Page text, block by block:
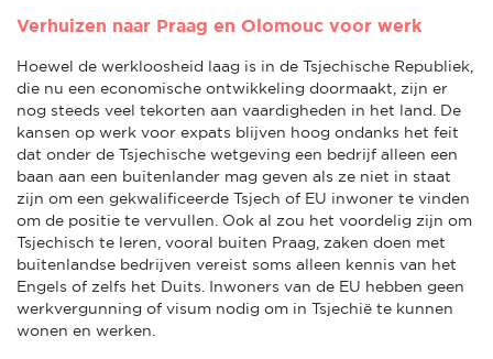
Verhuizen naar Praag en Olomouc voor werk
Hoewel de werkloosheid laag is in de Tsjechische Republiek,
die nu een economische ontwikkeling doormaakt, zijn er
nog steeds veel tekorten aan vaardigheden in het land. De
kansen op werk voor expats blijven hoog ondanks het feit
dat onder de Tsjechische wetgeving een bedrijf alleen een
baan aan een buitenlander mag geven als ze niet in staat
zijn om een gekwalificeerde Tsjech of EU inwoner te vinden
om de positie te vervullen. Ook al zou het voordelig zijn om
Tsjechisch te leren, vooral buiten Praag, zaken doen met
buitenlandse bedrijven vereist soms alleen kennis van het
Engels of zelfs het Duits. Inwoners van de EU hebben geen
werkvergunning of visum nodig om in Tsjechië te kunnen
wonen en werken.